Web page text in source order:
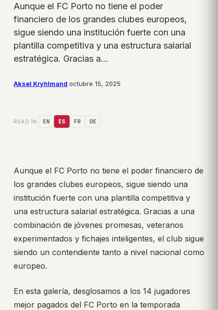
Aunque el FC Porto no tiene el poder
financiero de los grandes clubes europeos,
sigue siendo una institución fuerte con una
plantilla competitiva y una estructura salarial
estratégica. Gracias a…
Aksel Kryhlmand·octubre 15, 2025
READ IN: EN ES FR DE
Aunque el FC Porto no tiene el poder financiero de
los grandes clubes europeos, sigue siendo una
institución fuerte con una plantilla competitiva y
una estructura salarial estratégica. Gracias a una
combinación de jóvenes promesas, veteranos
experimentados y fichajes inteligentes, el club sigue
siendo un contendiente tanto a nivel nacional como
europeo.
En esta galería, desglosamos a los 14 jugadores
mejor pagados del FC Porto en la temporada